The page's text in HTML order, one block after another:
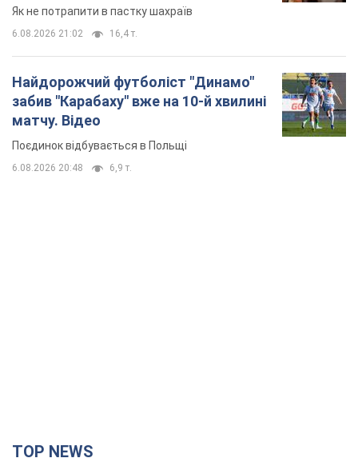
Як не потрапити в пастку шахраїв
6.08.2026 21:02 16,4 т.
Найдорожчий футболіст "Динамо"
забив "Карабаху" вже на 10-й хвилині
матчу. Відео
Поєдинок відбувається в Польщі
6.08.2026 20:48 6,9 т.
TOP NEWS